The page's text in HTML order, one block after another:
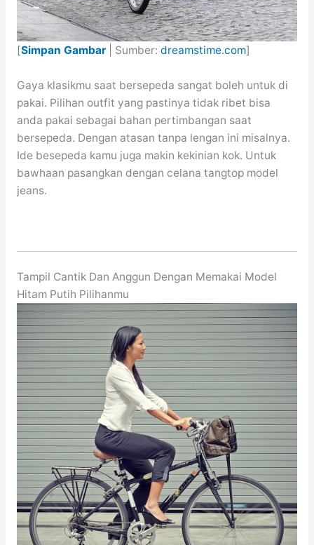
[Simpan Gambar| Sumber: dreamstime.com]
Gaya klasikmu saat bersepeda sangat boleh untuk di
pakai. Pilihan outfit yang pastinya tidak ribet bisa
anda pakai sebagai bahan pertimbangan saat
bersepeda. Dengan atasan tanpa lengan ini misalnya.
Ide besepeda kamu juga makin kekinian kok. Untuk
bawhaan pasangkan dengan celana tangtop model
jeans.
Tampil Cantik Dan Anggun Dengan Memakai Model
Hitam Putih Pilihanmu